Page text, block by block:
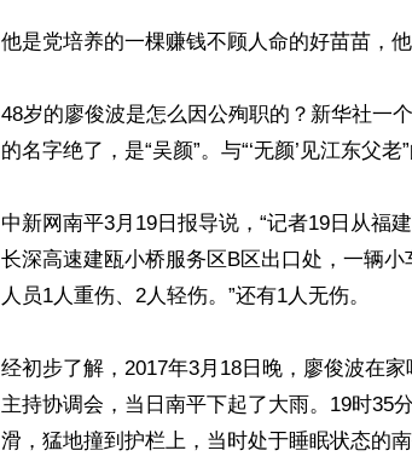
他是党培养的一棵赚钱不顾人命的好苗苗，
48岁的廖俊波是怎么因公殉职的？新华社一
的名字绝了，是“吴颜”。与“‘无颜’见江东父老
中新网南平3月19日报导说，“记者19日从福
长深高速建瓯小桥服务区B区出口处，一辆
人员1人重伤、2人轻伤。”还有1人无伤。
经初步了解，2017年3月18日晚，廖俊波在
主持协调会，当日南平下起了大雨。19时35
滑，猛地撞到护栏上，当时处于睡眠状态的